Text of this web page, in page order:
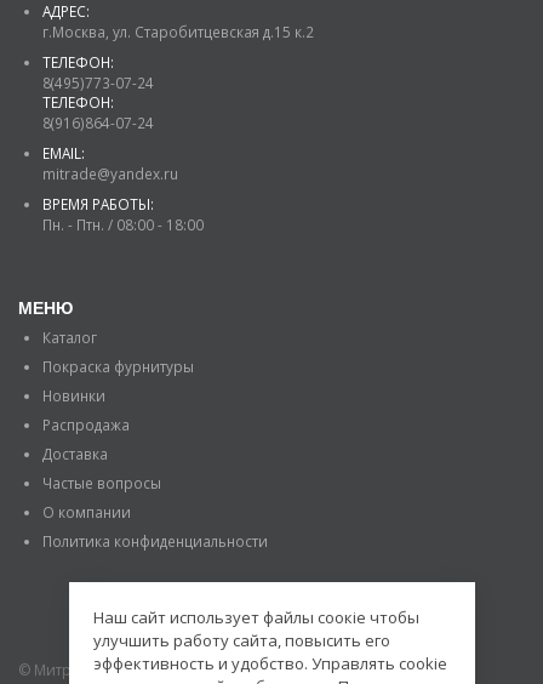
АДРЕС:
г.Москва, ул. Старобитцевская д.15 к.2
ТЕЛЕФОН:
8(495)773-07-24
ТЕЛЕФОН:
8(916)864-07-24
EMAIL:
mitrade@yandex.ru
ВРЕМЯ РАБОТЫ:
Пн. - Птн. / 08:00 - 18:00
МЕНЮ
Каталог
Покраска фурнитуры
Новинки
Распродажа
Доставка
Частые вопросы
О компании
Политика конфиденциальности
© Митраде. 2020. Все права защищены.
Наш сайт использует файлы соокіе чтобы
улучшить работу сайта, повысить его
эффективность и удобство. Управлять cookie